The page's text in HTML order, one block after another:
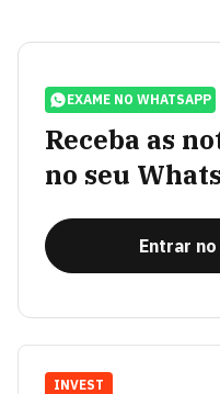
EXAME NO WHATSAPP
Receba as
no seu
Entrar
INVEST